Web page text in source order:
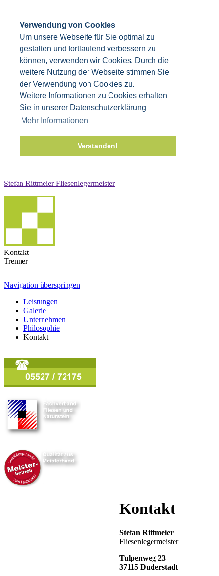
Verwendung von Cookies
Um unsere Webseite für Sie optimal zu
gestalten und fortlaufend verbessern zu
können, verwenden wir Cookies. Durch die
weitere Nutzung der Webseite stimmen Sie
der Verwendung von Cookies zu.
Weitere Informationen zu Cookies erhalten
Sie in unserer Datenschutzerklärung
Mehr Informationen
Verstanden!
Stefan Rittmeier Fliesenlegermeister
Kontakt
Trenner
Navigation überspringen
Leistungen
Galerie
Unternehmen
Philosophie
Kontakt
Kontakt
Stefan Rittmeier
Fliesenlegermeister
Tulpenweg 23
37115 Duderstadt